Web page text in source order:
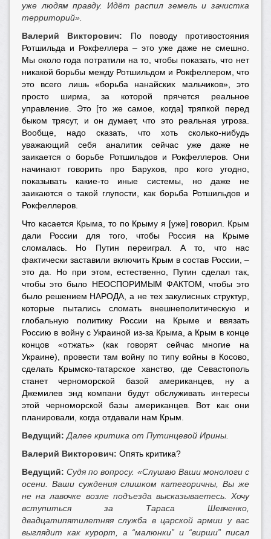
уже людям правду. Идёт распил земель и зачистка
территорий».
Валерий Викторович: По поводу противостояния
Ротшильда и Рокфеллера – это уже даже не смешно.
Мы около года потратили на то, чтобы показать, что нет
никакой борьбы между Ротшильдом и Рокфеллером, что
это всего лишь «борьба нанайских мальчиков», это
просто ширма, за которой прячется реальное
управление. Это [то же самое, когда] тряпкой перед
быком трясут, и он думает, что это реальная угроза.
Вообще, надо сказать, что хоть сколько-нибудь
уважающий себя аналитик сейчас уже даже не
заикается о борьбе Ротшильдов и Рокфеллеров. Они
начинают говорить про Барухов, про кого угодно,
показывать какие-то иные системы, но даже не
заикаются о такой глупости, как борьба Ротшильдов и
Рокфеллеров.
Что касается Крыма, то по Крыму я [уже] говорил. Крым
дали России для того, чтобы Россия на Крыме
сломалась. Но Путин переиграл. А то, что нас
фактически заставили включить Крым в состав России, –
это да. Но при этом, естественно, Путин сделал так,
чтобы это было НЕОСПОРИМЫМ ФАКТОМ, чтобы это
было решением НАРОДА, а не тех закулисных структур,
которые пытались сломать внешнеполитическую и
глобальную политику России на Крыме и ввязать
Россию в войну с Украиной из-за Крыма, а Крым в конце
концов «отжать» (как говорят сейчас многие на
Украине), провести там войну по типу войны в Косово,
сделать Крымско-татарское ханство, где Севастополь
станет черноморской базой американцев, ну а
Джемилев энд компани будут обслуживать интересы
этой черноморской базы американцев. Вот как они
планировали, когда отдавали нам Крым.
Ведущий: Далее критика от Путинцевой Ирины.
Валерий Викторович: Опять критика?
Ведущий: Судя по вопросу. «Слушаю Ваши монологи с
осени. Ваши суждения слишком категоричны, Вы же
не на лавочке возле подъезда высказываетесь. Хочу
вступиться за Тараса Шевченко,
двадцатипятилетняя служба в царской армии у вас
выглядит как курорт, а “малюнки” и “вирши” писал